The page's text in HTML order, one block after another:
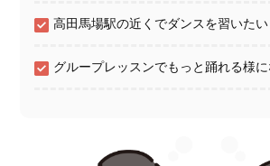
高田馬場駅の近くでダンスを習いたい
グループレッスンでもっと踊れる様